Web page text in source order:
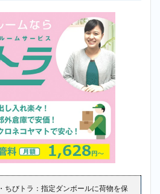
・ちびトラ：指定ダンボールに荷物を保